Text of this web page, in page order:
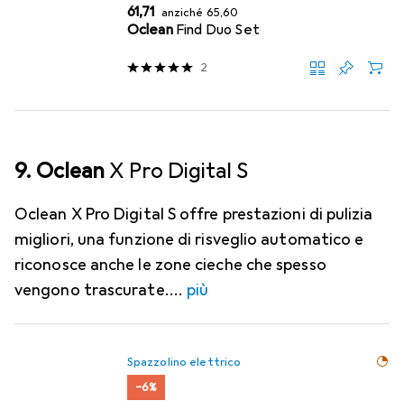
EUR
61,71 anziché EUR
65,60
Oclean Find Duo Set
2
9. Oclean X Pro Digital S
Oclean X Pro Digital S offre prestazioni di pulizia
migliori, una funzione di risveglio automatico e
riconosce anche le zone cieche che spesso
vengono trascurate.
più
Spazzolino elettrico
−6%